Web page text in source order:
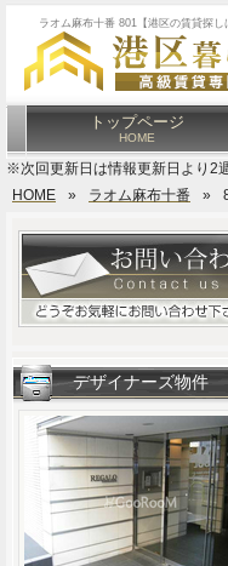
ラオム麻布十番 801【港区の賃貸探し
トップページ
HOME
※次回更新日は情報更新日より2
HOME
» ラオム麻布十番 »
デザイナーズ物件